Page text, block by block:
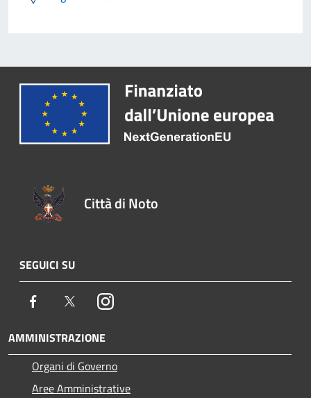
Città di Noto
SEGUICI SU
Facebook TwitterInstagram
AMMINISTRAZIONE
Organi di Governo
Aree Amministrative